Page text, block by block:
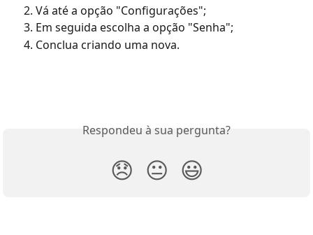
Vá até a opção "Configurações";
Em seguida escolha a opção "Senha";
Conclua criando uma nova.
Respondeu à sua pergunta?
😞 😐 😃